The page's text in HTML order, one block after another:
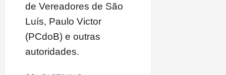
de Vereadores de São
Luís, Paulo Victor
(PCdoB) e outras
autoridades.